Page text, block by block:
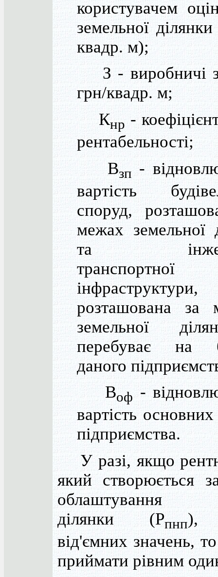
користувачем
земельної
квадр. м);
З - виробничі
грн/квадр. м;
Кнр -
рентабельності;
Взп -
вартість
споруд,
межах земельної
та
транспортної
розташована за
земельної
перебуває на
даного
Воф -
вартість
підприємства.
У разі, якщо
який створюється
облаштування
ділянки (Рпнп),
від'ємних значень,
приймати рівним